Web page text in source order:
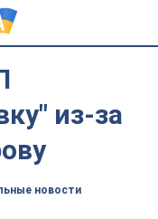
из-за
новости